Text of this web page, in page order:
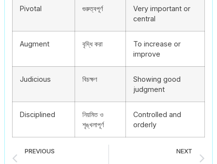
Pivotal গুরুত্বপূর্ণ
Very important or
central
Augment বৃদ্ধি করা
To increase or
improve
Judicious বিচক্ষণ
Showing good
judgment
Disciplined
নিয়মিত ও
শৃঙ্খলাপূর্ণ
Controlled and
orderly
PREVIOUS NEXT